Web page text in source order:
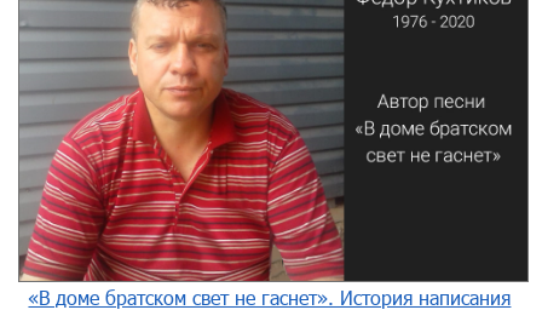
«В доме братском свет не гаснет». История написания